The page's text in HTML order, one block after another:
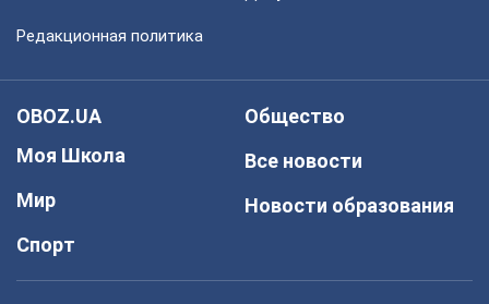
Редакционная политика
OBOZ.UA
Моя Школа
Мир
Спорт
Общество
Все новости
Новости образования